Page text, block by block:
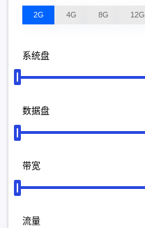
2G 4G 8G 12G
系统盘
数据盘
带宽
流量